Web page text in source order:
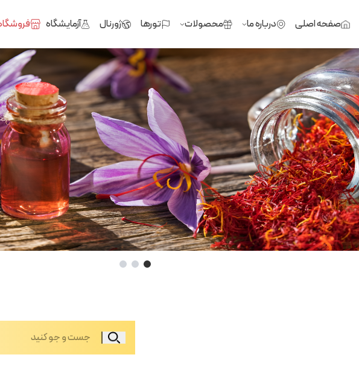
صفحه اصلی درباره ما محصولات تورها ژورنال آزمایشگاه